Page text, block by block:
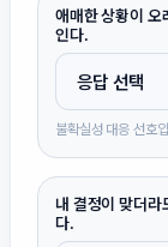
애매한 상황이 오
인다.
불확실성 대응 선호
내 결정이 맞더라
다.